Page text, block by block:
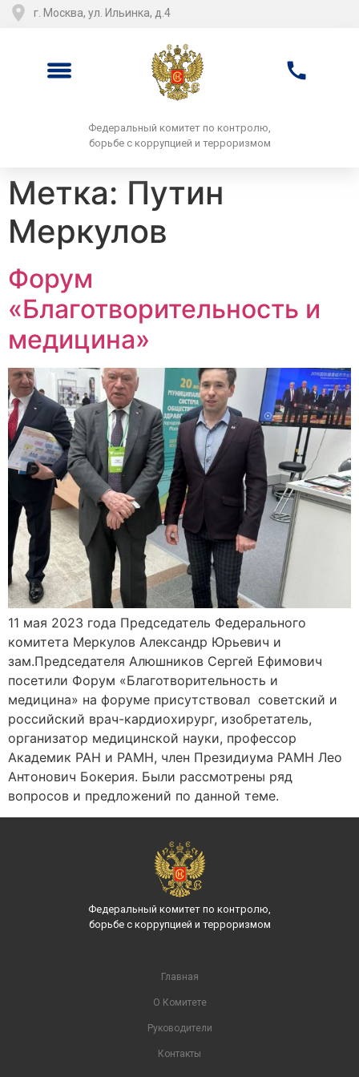
г. Москва, ул. Ильинка, д.4
Федеральный комитет по контролю,
борьбе с коррупцией и терроризмом
Метка: Путин
Меркулов
Форум
«Благотворительность и
медицина»
11 мая 2023 года Председатель Федерального
комитета Меркулов Александр Юрьевич и
зам.Председателя Алюшников Сергей Ефимович
посетили Форум «Благотворительность и
медицина» на форуме присутствовал советский и
российский врач-кардиохирург, изобретатель,
организатор медицинской науки, профессор
Академик РАН и РАМН, член Президиума РАМН Лео
Антонович Бокерия. Были рассмотрены ряд
вопросов и предложений по данной теме.
Федеральный комитет по контролю,
борьбе с коррупцией и терроризмом
Главная
О Комитете
Руководители
Контакты